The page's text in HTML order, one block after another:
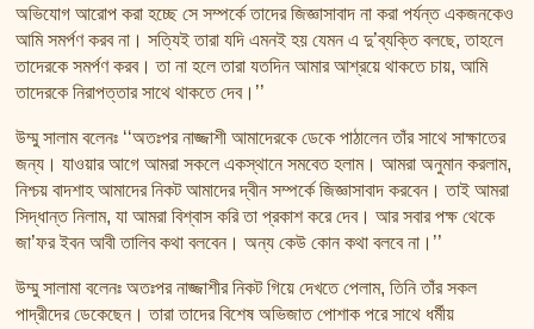
অভিযোগ আরোপ করা হচ্ছে সে সম্পর্কে তাদের জিজ্ঞাসাবাদ না করা পর্যন্ত একজনকেও
আমি সমর্পণ করব না। সত্যিই তারা যদি এমনই হয় যেমন এ দু’ব্যক্তি বলছে, তাহলে
তাদেরকে সমর্পণ করব। তা না হলে তারা যতদিন আমার আশ্রয়ে থাকতে চায়, আমি
তাদেরকে নিরাপত্তার সাথে থাকতে দেব।’’
উম্মু সালাম বলেনঃ ‘‘অতঃপর নাজ্জাশী আমাদেরকে ডেকে পাঠালেন তাঁর সাথে সাক্ষাতের
জন্য। যাওয়ার আগে আমরা সকলে একস্থানে সমবেত হলাম। আমরা অনুমান করলাম,
নিশ্চয় বাদশাহ আমাদের নিকট আমাদের দ্বীন সম্পর্কে জিজ্ঞাসাবাদ করবেন। তাই আমরা
সিদ্ধান্ত নিলাম, যা আমরা বিশ্বাস করি তা প্রকাশ করে দেব। আর সবার পক্ষ থেকে
জা’ফর ইবন আবী তালিব কথা বলবেন। অন্য কেউ কোন কথা বলবে না।’’
উম্মু সালামা বলেনঃ অতঃপর নাজ্জাশীর নিকট গিয়ে দেখতে পেলাম, তিনি তাঁর সকল
পাদ্রীদের ডেকেছেন। তারা তাদের বিশেষ অভিজাত পোশাক পরে সাথে ধর্মীয়